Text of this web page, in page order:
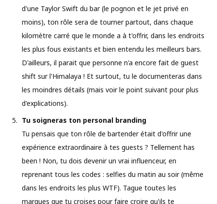
d'une Taylor Swift du bar (le pognon et le jet privé en
moins), ton rôle sera de tourner partout, dans chaque
kilomètre carré que le monde a à t'offrir, dans les endroits
les plus fous existants et bien entendu les meilleurs bars.
D'ailleurs, il parait que personne n'a encore fait de guest
shift sur l'Himalaya ! Et surtout, tu le documenteras dans
les moindres détails (mais voir le point suivant pour plus
d'explications).
Tu soigneras ton personal branding
Tu pensais que ton rôle de bartender était d'offrir une
expérience extraordinaire à tes guests ? Tellement has
been ! Non, tu dois devenir un vrai influenceur, en
reprenant tous les codes : selfies du matin au soir (même
dans les endroits les plus WTF). Tague toutes les
marques que tu croises pour faire croire qu'ils te